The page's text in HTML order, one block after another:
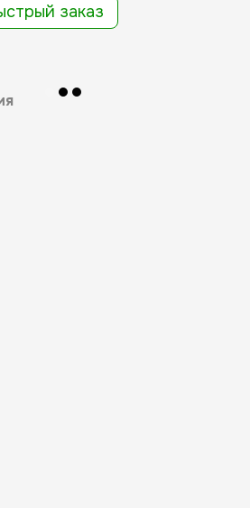
заказ